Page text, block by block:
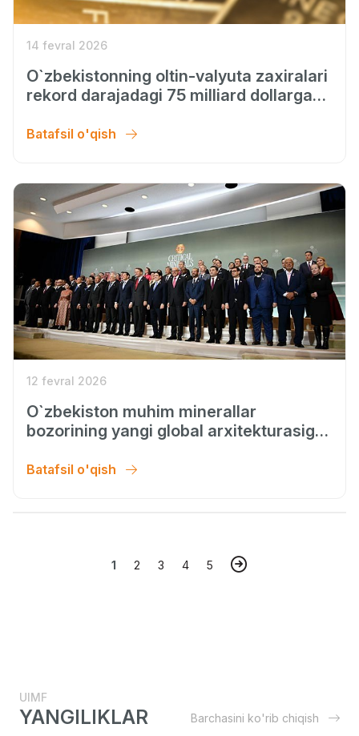
14 fevral 2026
O`zbekistonning oltin-valyuta zaxiralari
rekord darajadagi 75 milliard dollarga
Batafsil o'qish
12 fevral 2026
O`zbekiston muhim minerallar
bozorining yangi global arxitekturasiga
Batafsil o'qish
1 2 3 4 5
UIMF
YANGILIKLAR Barchasini ko'rib chiqish